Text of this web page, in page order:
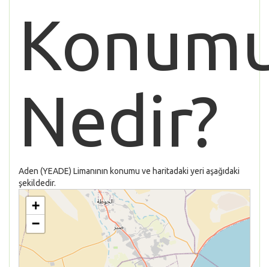
Nedir?
Aden (YEADE) Limanının konumu ve haritadaki yeri aşağıdaki
şekildedir.
+
−